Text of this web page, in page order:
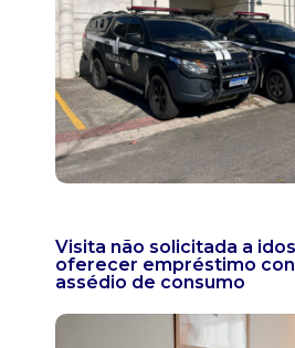
Visita não solicitada a
oferecer empréstimo
assédio de consumo